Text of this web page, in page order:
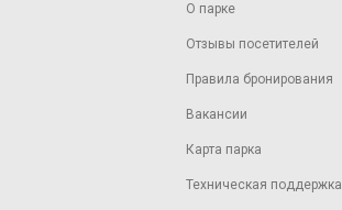
О парке
Отзывы посетителей
Правила бронирования
Вакансии
Карта парка
Техническая поддержка